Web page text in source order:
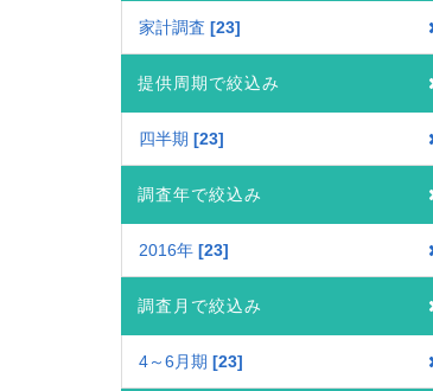
家計調査 23
提供周期で絞込み
四半期 23
調査年で絞込み
2016年 23
調査月で絞込み
4～6月期 23